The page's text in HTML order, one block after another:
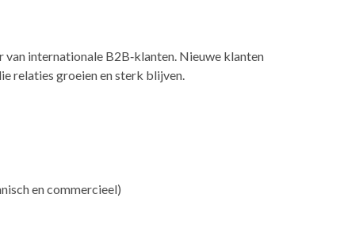
internationale B2B‑klanten. Nieuwe klanten
relaties groeien en sterk blijven.
en commercieel)